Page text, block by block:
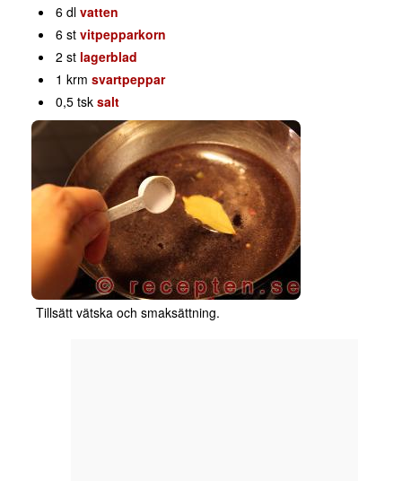
6 dlvatten
6 stvitpepparkorn
2 st lagerblad
1 krmsvartpeppar
0,5 tsksalt
Tillsätt vätska och smaksättning.